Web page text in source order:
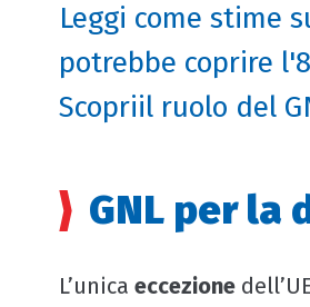
Leggi come stime
potrebbe coprire
Scopriil ruolo del
GNL per la
L’unica eccezione